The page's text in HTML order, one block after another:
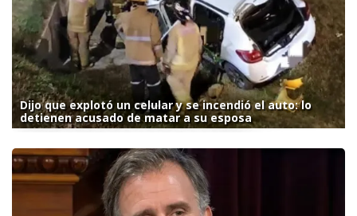
Dijo que explotó un celular y se incendió el auto: lo
detienen acusado de matar a su esposa